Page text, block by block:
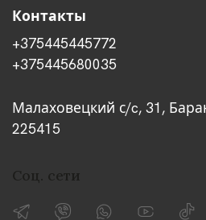
Контакты
+375445445772
+375445680035
Малаховецкий с/c, 31,
225415
Соц. сети